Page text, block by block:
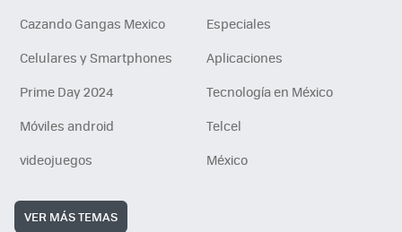
Cazando Gangas Mexico
Especiales
Celulares y Smartphones
Aplicaciones
Prime Day 2024
Tecnología en México
Móviles android
Telcel
videojuegos
México
VER MÁS TEMAS